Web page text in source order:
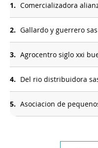
1. Comercializadora
2. Gallardo y guerrero sas
3. Agrocentro siglo xxi
4. Del rio distribuidora
5. Asociacion de